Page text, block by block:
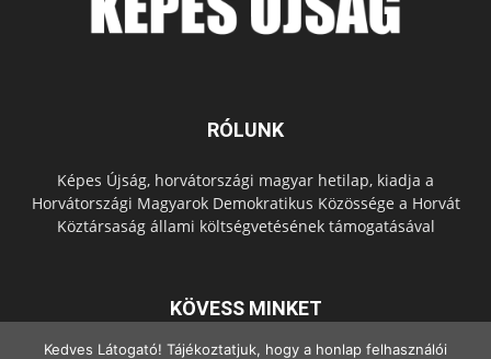
RÓLUNK
Képes Újság, horvátországi magyar hetilap, kiadja a
Horvátországi Magyarok Demokratikus Közössége a Horvát
Köztársaság állami költségvetésének támogatásával
KÖVESS MINKET
Kedves Látogató! Tájékoztatjuk, hogy a honlap felhasználói